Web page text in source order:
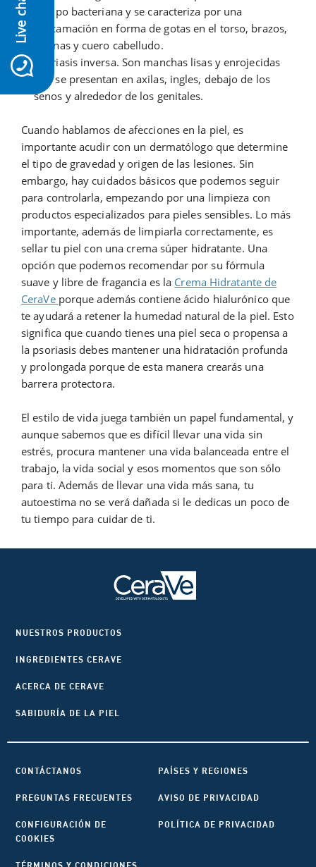
Live chat
icon-whatsapp
de tipo bacteriana y se caracteriza por una
descamación en forma de gotas en el torso, brazos,
piernas y cuero cabelludo.
Psoriasis inversa. Son manchas lisas y enrojecidas
que se presentan en axilas, ingles, debajo de los
senos y alrededor de los genitales.
Cuando hablamos de afecciones en la piel, es
importante acudir con un dermatólogo que determine
el tipo de gravedad y origen de las lesiones. Sin
embargo, hay cuidados básicos que podemos seguir
para controlarla, empezando por una limpieza con
productos especializados para pieles sensibles. Lo más
importante, además de limpiarla correctamente, es
sellar tu piel con una crema súper hidratante. Una
opción que podemos recomendar por su fórmula
suave y libre de fragancia es la Crema Hidratante de
CeraVe porque además contiene ácido hialurónico que
te ayudará a retener la humedad natural de la piel. Esto
significa que cuando tienes una piel seca o propensa a
la psoriasis debes mantener una hidratación profunda
y prolongada porque de esta manera crearás una
barrera protectora.
El estilo de vida juega también un papel fundamental, y
aunque sabemos que es difícil llevar una vida sin
estrés, procura mantener una vida balanceada entre el
trabajo, la vida social y esos momentos que son sólo
para ti. Además de llevar una vida más sana, tu
autoestima no se verá dañada si le dedicas un poco de
tu tiempo para cuidar de ti.
NUESTROS PRODUCTOS
INGREDIENTES CERAVE
ACERCA DE CERAVE
SABIDURÍA DE LA PIEL
CONTÁCTANOS PAÍSES Y REGIONES
PREGUNTAS FRECUENTES AVISO DE PRIVACIDAD
CONFIGURACIÓN DE
COOKIES
POLÍTICA DE PRIVACIDAD